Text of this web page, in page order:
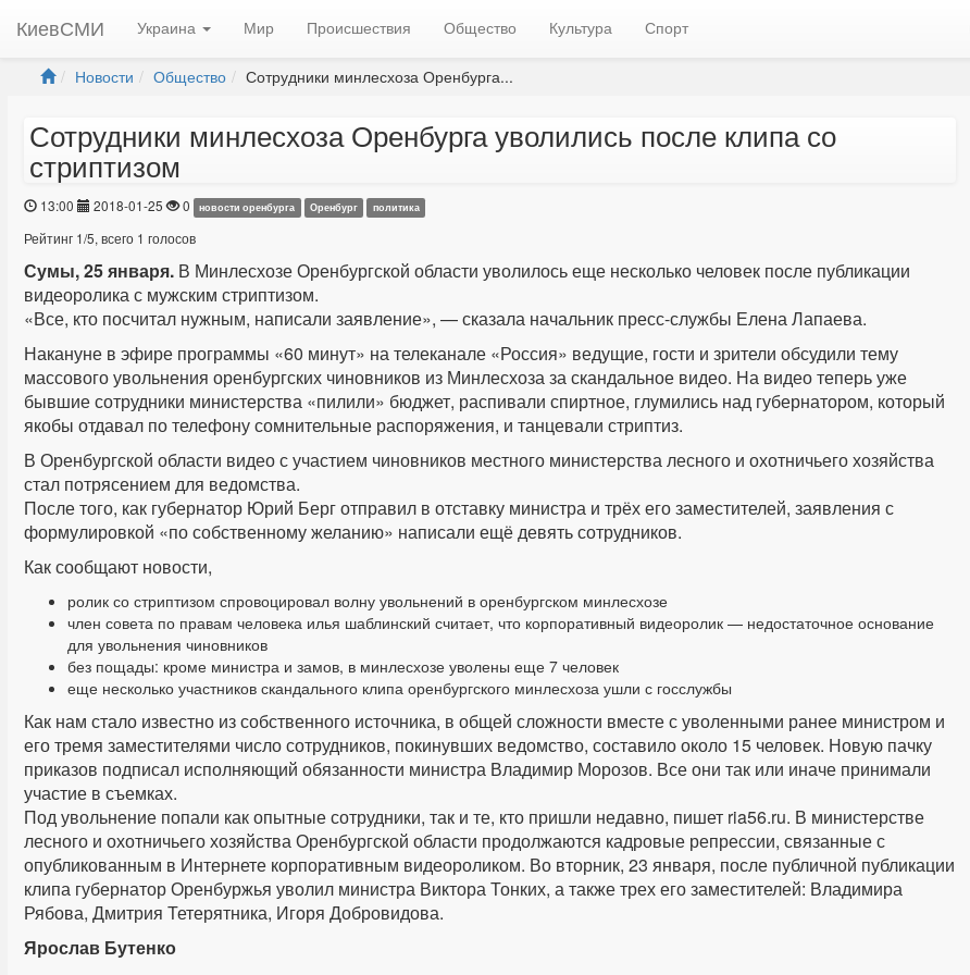
КиевСМИ Украина Мир Происшествия Общество Культура Спорт
Новости Общество Сотрудники минлесхоза Оренбурга...
Сотрудники минлесхоза Оренбурга уволились после клипа со
стриптизом
13:00 2018-01-25 0 новости оренбурга Оренбург политика
Рейтинг 1/5, всего 1 голосов
Сумы, 25 января. В Минлесхозе Оренбургской области уволилось еще несколько человек после публикации
видеоролика с мужским стриптизом.
«Все, кто посчитал нужным, написали заявление», — сказала начальник пресс-службы Елена Лапаева.
Накануне в эфире программы «60 минут» на телеканале «Россия» ведущие, гости и зрители обсудили тему
массового увольнения оренбургских чиновников из Минлесхоза за скандальное видео. На видео теперь уже
бывшие сотрудники министерства «пилили» бюджет, распивали спиртное, глумились над губернатором, который
якобы отдавал по телефону сомнительные распоряжения, и танцевали стриптиз.
В Оренбургской области видео с участием чиновников местного министерства лесного и охотничьего хозяйства
стал потрясением для ведомства.
После того, как губернатор Юрий Берг отправил в отставку министра и трёх его заместителей, заявления с
формулировкой «по собственному желанию» написали ещё девять сотрудников.
Как сообщают новости,
ролик со стриптизом спровоцировал волну увольнений в оренбургском минлесхозе
член совета по правам человека илья шаблинский считает, что корпоративный видеоролик — недостаточное основание
для увольнения чиновников
без пощады: кроме министра и замов, в минлесхозе уволены еще 7 человек
еще несколько участников скандального клипа оренбургского минлесхоза ушли с госслужбы
Как нам стало известно из собственного источника, в общей сложности вместе с уволенными ранее министром и
его тремя заместителями число сотрудников, покинувших ведомство, составило около 15 человек. Новую пачку
приказов подписал исполняющий обязанности министра Владимир Морозов. Все они так или иначе принимали
участие в съемках.
Под увольнение попали как опытные сотрудники, так и те, кто пришли недавно, пишет ria56.ru. В министерстве
лесного и охотничьего хозяйства Оренбургской области продолжаются кадровые репрессии, связанные с
опубликованным в Интернете корпоративным видеороликом. Во вторник, 23 января, после публичной публикации
клипа губернатор Оренбуржья уволил министра Виктора Тонких, а также трех его заместителей: Владимира
Рябова, Дмитрия Тетерятника, Игоря Добровидова.
Ярослав Бутенко